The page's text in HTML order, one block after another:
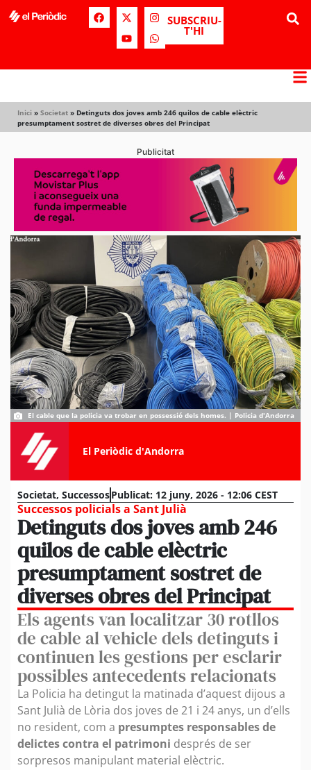
SUBSCRIU-
T'HI
Inici » Societat » Detinguts dos joves amb 246 quilos de cable elèctric
presumptament sostret de diverses obres del Principat
Publicitat
El cable que la policia va trobar en possessió dels homes. | Policia d'Andorra
El Periòdic d'Andorra
Societat, SuccessosPublicat: 12 juny, 2026 - 12:06 CEST
Successos policials a Sant Julià
Detinguts dos joves amb 246
quilos de cable elèctric
presumptament sostret de
diverses obres del Principat
Els agents van localitzar 30 rotllos
de cable al vehicle dels detinguts i
continuen les gestions per esclarir
possibles antecedents relacionats
La Policia ha detingut la matinada d’aquest dijous a
Sant Julià de Lòria dos joves de 21 i 24 anys, un d’ells
no resident, com a presumptes responsables de
delictes contra el patrimoni després de ser
sorpresos manipulant material elèctric.